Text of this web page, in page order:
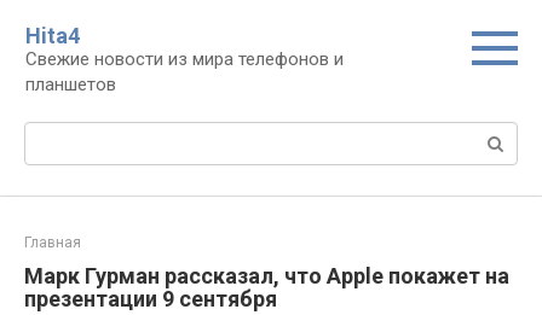
контенту
Нita4
Свежие новости из мира телефонов и
планшетов
Поиск:
Главная
Марк Гурман рассказал, что Apple покажет на
презентации 9 сентября